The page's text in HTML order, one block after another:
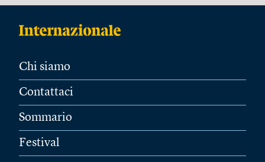
Chi siamo
Contattaci
Sommario
Festival